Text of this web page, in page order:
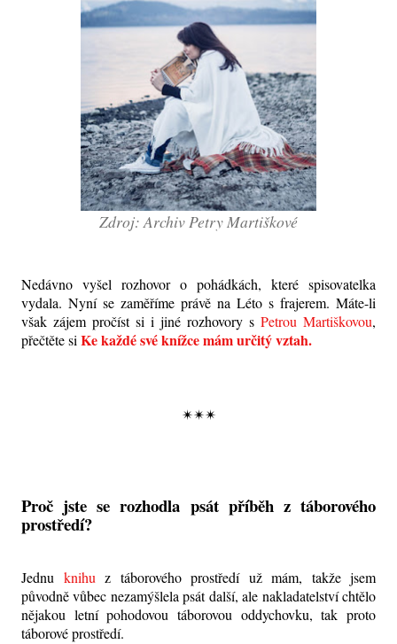
Zdroj: Archiv Petry Martiškové
Nedávno vyšel rozhovor o pohádkách, které spisovatelka
vydala. Nyní se zaměříme právě na Léto s frajerem. Máte-li
však zájem pročíst si i jiné rozhovory s Petrou Martiškovou,
přečtěte si Ke každé své knížce mám určitý vztah.
✴✴✴
Proč jste se rozhodla psát příběh z táborového
prostředí?
Jednu knihuz táborového prostředí už mám, takže jsem
původně vůbec nezamýšlela psát další, ale nakladatelství chtělo
nějakou letní pohodovou táborovou oddychovku, tak proto
táborové prostředí.